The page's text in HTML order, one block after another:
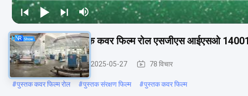
चमकदार / मैट साफ़ बुक कवर फिल्म रोल एसजीएस आईएसओ
बुक लैमिनेटिंग फिल्म 2025-05-27 78 विचार
#पुस्तक कवर फिल्म रोल #पुस्तक संरक्षण फिल्म #पुस्तक कवर फिल्म